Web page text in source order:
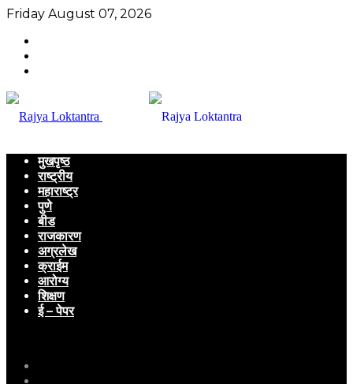
Friday August 07, 2026
मुखपृष्ठ
राष्ट्रीय
महाराष्ट्र
पुणे
बीड
राजकारण
अग्रलेख
क्राईम
आरोग्य
शिक्षण
ई – पेपर